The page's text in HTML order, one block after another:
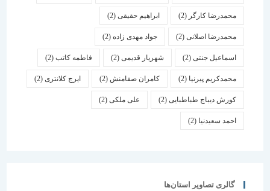
محمدرضا کارگر(2) ابراهیم حقیقی(2)
محمدرضا اصلانی(2) جواد مهدی زاده(2)
اسماعیل جنتی(2) شهریار قدیمی(2) فاطمه کاتب(2)
محمدکریم پیرنیا (2) کامران صفامنش(2) ایرج کلانتری (2)
کورش دیباج طباطبایی(2) علی ملکی(2)
احمد سعیدنیا (2)
گالری تصاویر استان‌ها